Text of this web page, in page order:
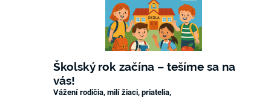
Školský rok začína – tešíme sa na
vás!
Vážení rodičia, milí žiaci, priatelia,